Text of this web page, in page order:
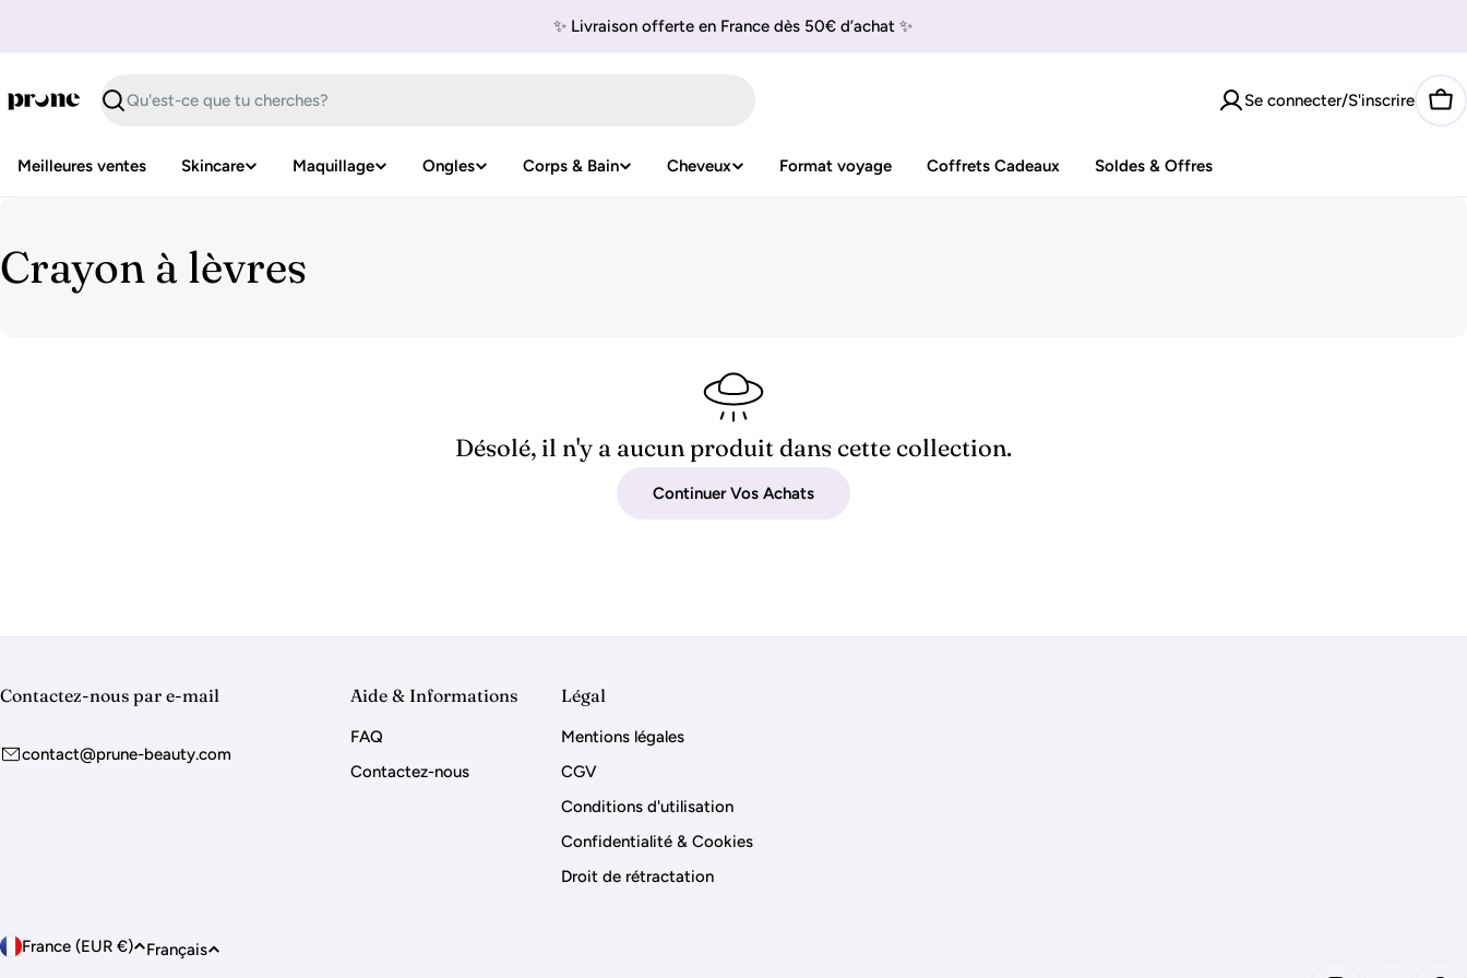
✨ Livraison offerte en France dès 50€ d’achat ✨
Recherche
Se connecter/S'inscrire
Meilleures ventes Skincare Maquillage Ongles Corps & Bain Cheveux Format voyage Coffrets Cadeaux Soldes & Offres
C
o
n
Crayon à lèvres
Désolé, il n'y a aucun produit dans cette collection.
Continuer Vos Achats
Contactez-nous par e-mail
contact@prune-beauty.com
Aide & Informations
FAQ
Contactez-nous
Légal
Mentions légales
CGV
Conditions d'utilisation
Confidentialité & Cookies
Droit de rétractation
P France (EUR €) L
Français